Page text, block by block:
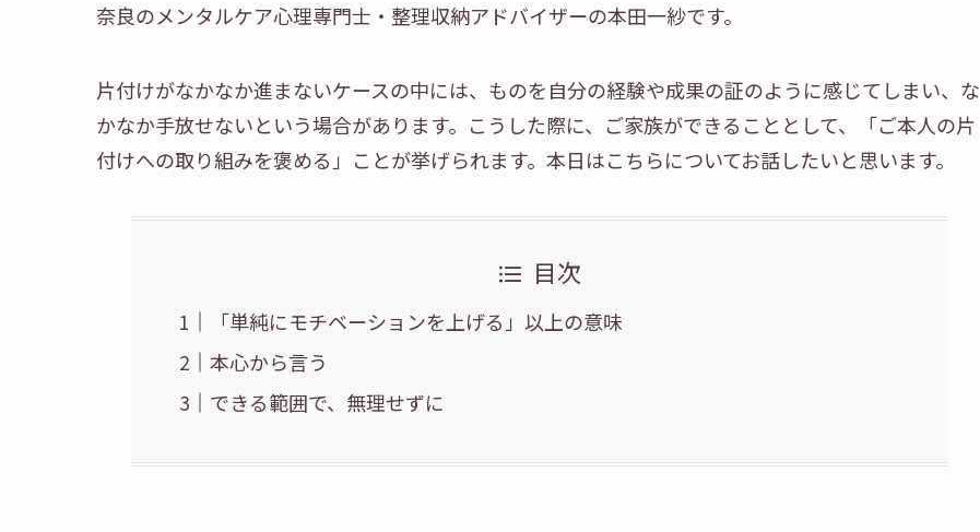
奈良のメンタルケア心理専門士・整理収納アドバイザーの本田一紗です。
片付けがなかなか進まないケースの中には、ものを自分の経験や成果の証のように感じてしまい、な
かなか手放せないという場合があります。こうした際に、ご家族ができることとして、「ご本人の片
付けへの取り組みを褒める」ことが挙げられます。本日はこちらについてお話したいと思います。
目次
「単純にモチベーションを上げる」以上の意味
本心から言う
できる範囲で、無理せずに